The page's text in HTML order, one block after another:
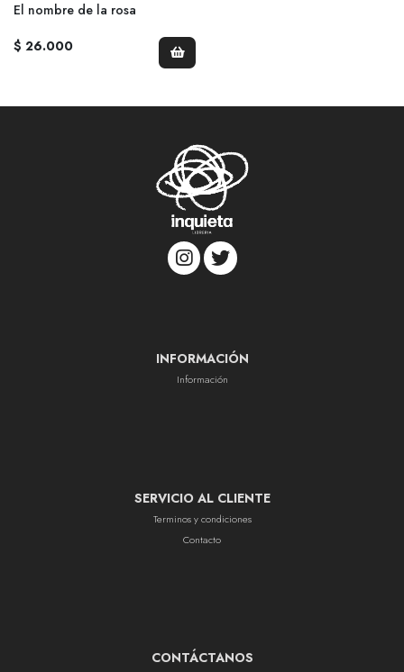
El nombre de la rosa
$ 26.000
INFORMACIÓN
Información
SERVICIO AL CLIENTE
Terminos y condiciones
Contacto
CONTÁCTANOS